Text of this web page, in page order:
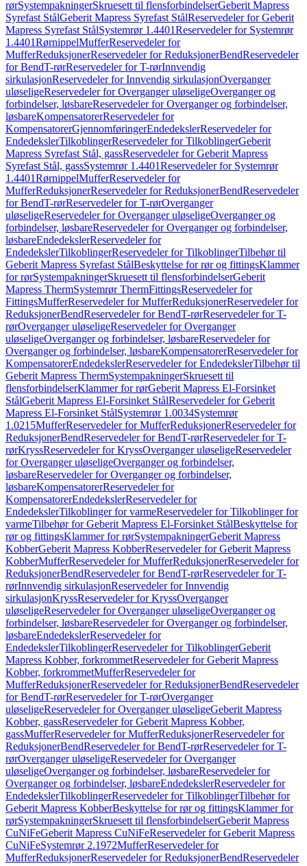
rørSystempakningerSkruesett til flensforbindelserGeberit Mapress
Syrefast StålGeberit Mapress Syrefast StålReservedeler for Geberit
Mapress Syrefast StålSystemrør 1.4401Reservedeler for Systemrør
1.4401RørnippelMufferReservedeler for
MufferReduksjonerReservedeler for ReduksjonerBendReservedeler
for BendT-rørReservedeler for T-rørInnvendig
sirkulasjonReservedeler for Innvendig sirkulasjonOverganger
uløseligeReservedeler for Overganger uløseligeOverganger og
forbindelser, løsbareReservedeler for Overganger og forbindelser,
løsbareKompensatorerReservedeler for
KompensatorerGjennomføringerEndedekslerReservedeler for
EndedekslerTilkoblingerReservedeler for TilkoblingerGeberit
Mapress Syrefast Stål, gassReservedeler for Geberit Mapress
Syrefast Stål, gassSystemrør 1.4401Reservedeler for Systemrør
1.4401RørnippelMufferReservedeler for
MufferReduksjonerReservedeler for ReduksjonerBendReservedeler
for BendT-rørReservedeler for T-rørOverganger
uløseligeReservedeler for Overganger uløseligeOverganger og
forbindelser, løsbareReservedeler for Overganger og forbindelser,
løsbareEndedekslerReservedeler for
EndedekslerTilkoblingerReservedeler for TilkoblingerTilbehør til
Geberit Mapress Syrefast StålBeskyttelse for rør og fittingsKlammer
for rørSystempakningerSkruesett til flensforbindelserGeberit
Mapress ThermSystemrør ThermFittingsReservedeler for
FittingsMufferReservedeler for MufferReduksjonerReservedeler for
ReduksjonerBendReservedeler for BendT-rørReservedeler for T-
rørOverganger uløseligeReservedeler for Overganger
uløseligeOverganger og forbindelser, løsbareReservedeler for
Overganger og forbindelser, løsbareKompensatorerReservedeler for
KompensatorerEndedekslerReservedeler for EndedekslerTilbehør til
Geberit Mapress ThermSystempakningerSkruesett til
flensforbindelserKlammer for rørGeberit Mapress El-Forsinket
StålGeberit Mapress El-Forsinket StålReservedeler for Geberit
Mapress El-Forsinket StålSystemrør 1.0034Systemrør
1.0215MufferReservedeler for MufferReduksjonerReservedeler for
ReduksjonerBendReservedeler for BendT-rørReservedeler for T-
rørKryssReservedeler for KryssOverganger uløseligeReservedeler
for Overganger uløseligeOverganger og forbindelser,
løsbareReservedeler for Overganger og forbindelser,
løsbareKompensatorerReservedeler for
KompensatorerEndedekslerReservedeler for
EndedekslerTilkoblinger for varmeReservedeler for Tilkoblinger for
varmeTilbehør for Geberit Mapress El-Forsinket StålBeskyttelse for
rør og fittingsKlammer for rørSystempakningerGeberit Mapress
KobberGeberit Mapress KobberReservedeler for Geberit Mapress
KobberMufferReservedeler for MufferReduksjonerReservedeler for
ReduksjonerBendReservedeler for BendT-rørReservedeler for T-
rørInnvendig sirkulasjonReservedeler for Innvendig
sirkulasjonKryssReservedeler for KryssOverganger
uløseligeReservedeler for Overganger uløseligeOverganger og
forbindelser, løsbareReservedeler for Overganger og forbindelser,
løsbareEndedekslerReservedeler for
EndedekslerTilkoblingerReservedeler for TilkoblingerGeberit
Mapress Kobber, forkrommetReservedeler for Geberit Mapress
Kobber, forkrommetMufferReservedeler for
MufferReduksjonerReservedeler for ReduksjonerBendReservedeler
for BendT-rørReservedeler for T-rørOverganger
uløseligeReservedeler for Overganger uløseligeGeberit Mapress
Kobber, gassReservedeler for Geberit Mapress Kobber,
gassMufferReservedeler for MufferReduksjonerReservedeler for
ReduksjonerBendReservedeler for BendT-rørReservedeler for T-
rørOverganger uløseligeReservedeler for Overganger
uløseligeOverganger og forbindelser, løsbareReservedeler for
Overganger og forbindelser, løsbareEndedekslerReservedeler for
EndedekslerTilkoblingerReservedeler for TilkoblingerTilbehør for
Geberit Mapress KobberBeskyttelse for rør og fittingsKlammer for
rørSystempakningerSkruesett til flensforbindelserGeberit Mapress
CuNiFeGeberit Mapress CuNiFeReservedeler for Geberit Mapress
CuNiFeSystemrør 2.1972MufferReservedeler for
MufferReduksjonerReservedeler for ReduksjonerBendReservedeler